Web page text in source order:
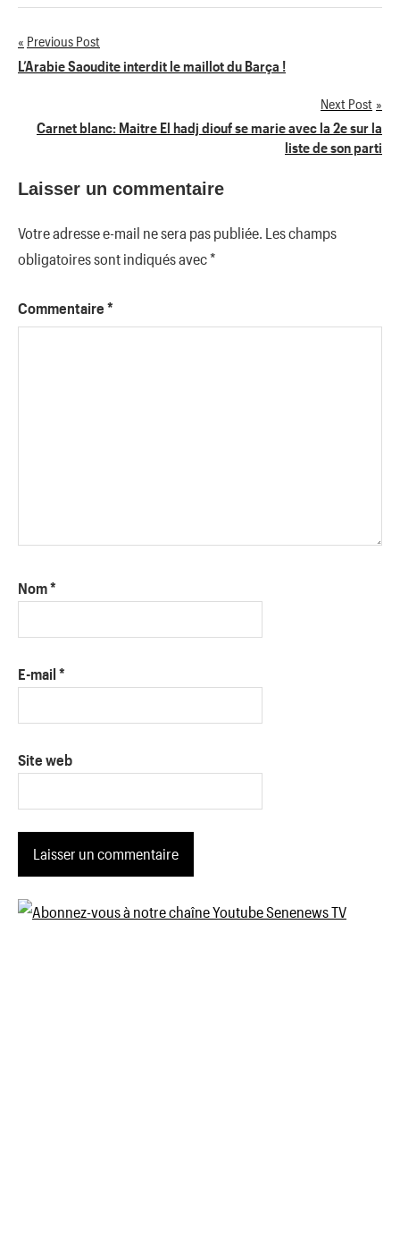
Navigation
l’article
Previous Post
L’Arabie Saoudite interdit le maillot du Barça !
Next Post
Carnet blanc: Maitre El hadj diouf se marie avec la 2e sur la
liste de son parti
Laisser un commentaire
Votre adresse e-mail ne sera pas publiée. Les champs
obligatoires sont indiqués avec*
Commentaire *
Nom*
E-mail *
Site web